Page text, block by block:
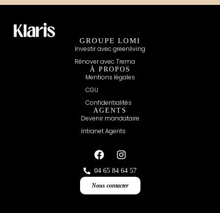
GROUPE LOMI
Investir avec greenliving
Rénover avec Trema
À PROPOS
Mentions légales
CGU
Confidentialités
AGENTS
Devenir mandataire
Intranet Agents
04 65 84 64 57
Nous contacter